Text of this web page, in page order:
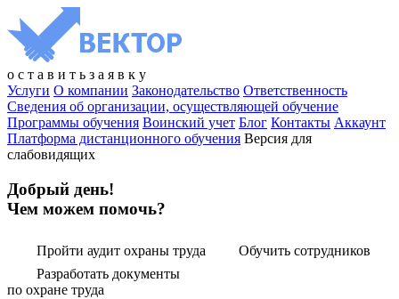
о с т а в и т ь з а я в к у
Услуги О компании Законодательство Ответственность
Сведения об организации, осуществляющей обучение
Программы обучения Воинский учет Блог Контакты Аккаунт
Платформа дистанционного обучения Версия для
слабовидящих
Добрый день!
Чем можем помочь?
Пройти аудит охраны труда
Обучить сотрудников
Разработать документы
по охране труда